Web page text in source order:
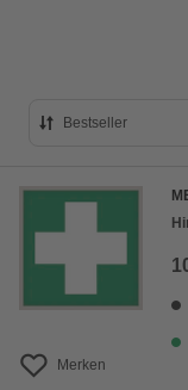
Bestseller
Preis
Preis
Bewertung
Merken